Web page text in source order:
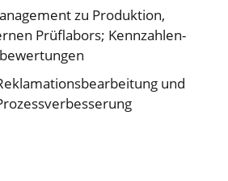
zu Produktion,
Prüflabors; Kennzahlen-
und